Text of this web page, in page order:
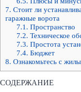
7. Стоит ли
гаражные ворота
7.1. Пространство
7.2. Техническое
7.3. Простота
7.4. Бюджет
8. Ознакомьтесь с
СОДЕРЖАНИЕ